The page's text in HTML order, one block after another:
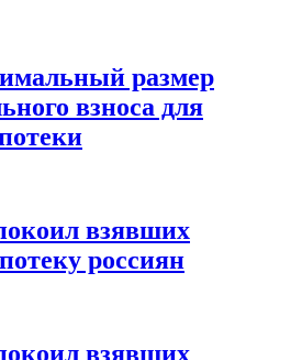
размер
взноса для
взявших
россиян
взявших